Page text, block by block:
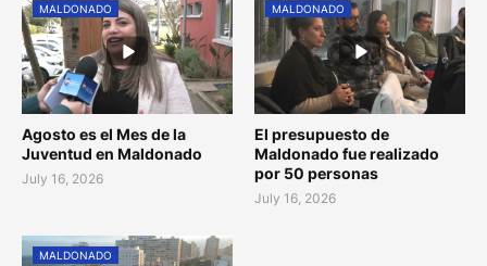
MALDONADO
Agosto es el Mes de la
Juventud en Maldonado
July 16, 2026
MALDONADO
El presupuesto de
Maldonado fue realizado
por 50 personas
July 16, 2026
MALDONADO